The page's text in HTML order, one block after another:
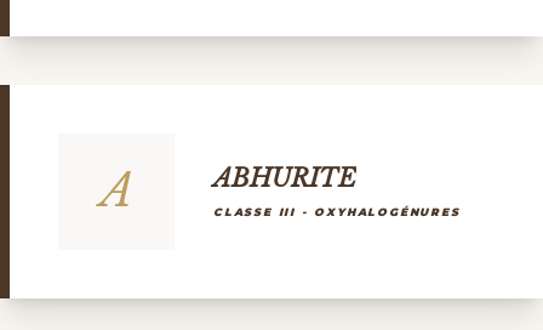
A ABHURITE
CLASSE III - OXYHALOGÉNURES